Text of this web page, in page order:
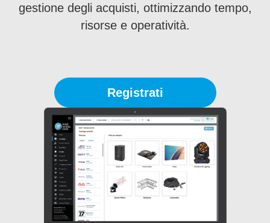
gestione degli acquisti, ottimizzando tempo,
risorse e operatività.
Registrati